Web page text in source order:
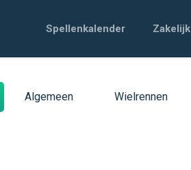
Spellenkalender Zakelijk
Algemeen Wielrennen